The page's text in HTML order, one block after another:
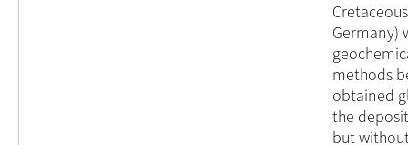
Germany)
methods
obtained
the
but